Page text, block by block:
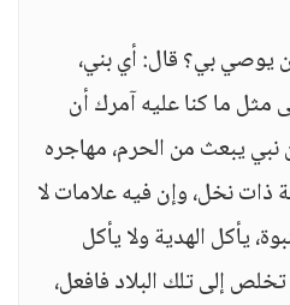
يوصي بي؟ قال: أي بني،
مثل ما كنا عليه آمرك أن
نبي يبعث من الحرم، مهاجره
نخل، وإن فيه علامات لا
يأكل الهدية ولا يأكل
إلى تلك البلاد فافعل،